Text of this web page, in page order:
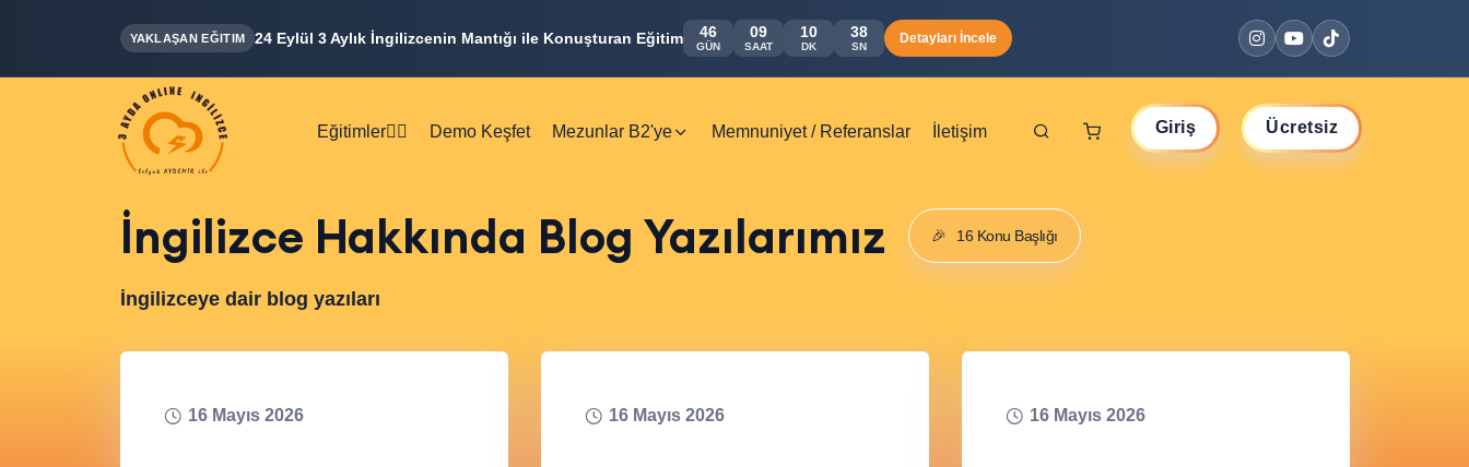
YAKLAŞAN EĞITIM 24 Eylül 3 Aylık İngilizcenin Mantığı ile Konuşturan Eğitim 46
GÜN
09
SAAT
10
DK
37
SN
Detayları İncele
Eğitimler👇🏻 Demo Keşfet Mezunlar B2'ye Memnuniyet / Referanslar İletişim Giriş Ücretsiz
İngilizce Hakkında Blog Yazılarımız 🎉 16 Konu Başlığı
İngilizceye dair blog yazıları
16 Mayıs 2026 16 Mayıs 2026 16 Mayıs 2026